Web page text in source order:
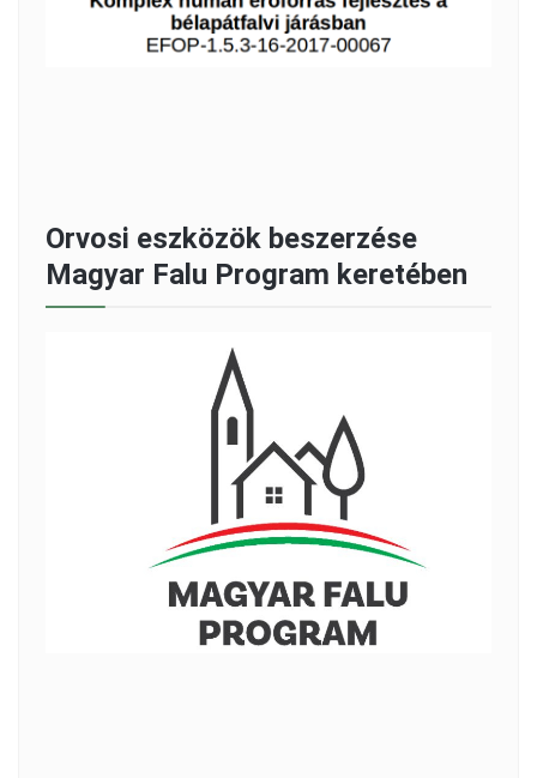
Orvosi eszközök beszerzése
Magyar Falu Program keretében